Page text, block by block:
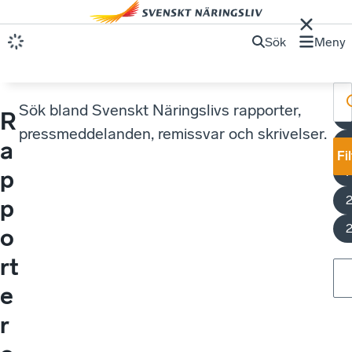
Sök Meny
R
a
p
p
o
rt
e
r
Sök bland Svenskt Näringslivs rapporter,
pressmeddelanden, remissvar och skrivelser.